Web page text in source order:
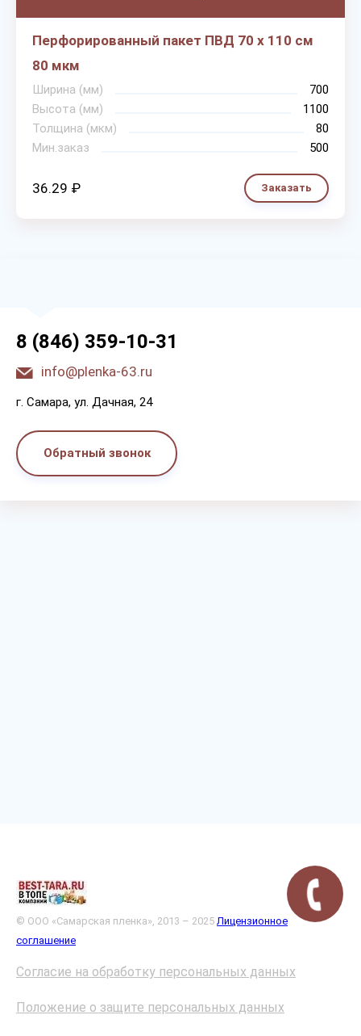
Перфорированный пакет ПВД 70 х 110 см
80 мкм
Ширина (мм)
700
Высота (мм)
1100
Толщина (мкм)
80
Мин.заказ
500
36.29 ₽ Заказать
8 (846) 359-10-31
info@plenka-63.ru
г. Самара, ул. Дачная, 24
Обратный звонок
© ООО «Самарская пленка», 2013 – 2025 Лицензионное
соглашение
Согласие на обработку персональных данных
Положение о защите персональных данных